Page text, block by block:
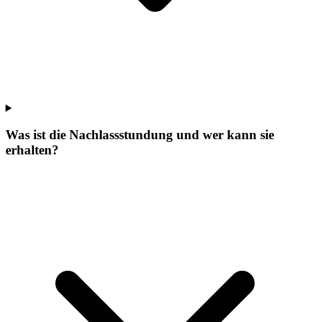
Was ist die Nachlassstundung und wer kann sie
erhalten?